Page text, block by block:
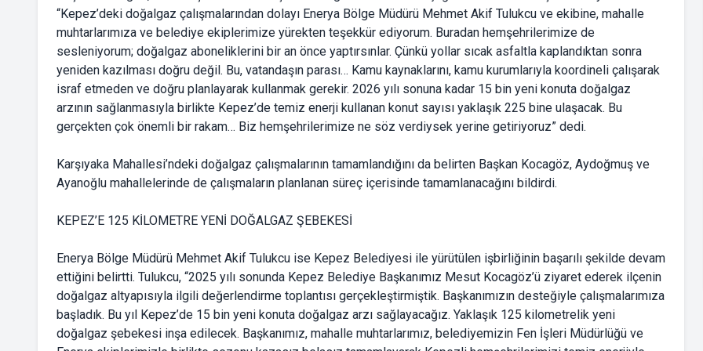
“Kepez’deki doğalgaz çalışmalarından dolayı Enerya Bölge Müdürü Mehmet Akif Tulukcu ve ekibine, mahalle
muhtarlarımıza ve belediye ekiplerimize yürekten teşekkür ediyorum. Buradan hemşehrilerimize de
sesleniyorum; doğalgaz aboneliklerini bir an önce yaptırsınlar. Çünkü yollar sıcak asfaltla kaplandıktan sonra
yeniden kazılması doğru değil. Bu, vatandaşın parası… Kamu kaynaklarını, kamu kurumlarıyla koordineli çalışarak
israf etmeden ve doğru planlayarak kullanmak gerekir. 2026 yılı sonuna kadar 15 bin yeni konuta doğalgaz
arzının sağlanmasıyla birlikte Kepez’de temiz enerji kullanan konut sayısı yaklaşık 225 bine ulaşacak. Bu
gerçekten çok önemli bir rakam… Biz hemşehrilerimize ne söz verdiysek yerine getiriyoruz” dedi.
Karşıyaka Mahallesi’ndeki doğalgaz çalışmalarının tamamlandığını da belirten Başkan Kocagöz, Aydoğmuş ve
Ayanoğlu mahallelerinde de çalışmaların planlanan süreç içerisinde tamamlanacağını bildirdi.
KEPEZ’E 125 KİLOMETRE YENİ DOĞALGAZ ŞEBEKESİ
Enerya Bölge Müdürü Mehmet Akif Tulukcu ise Kepez Belediyesi ile yürütülen işbirliğinin başarılı şekilde devam
ettiğini belirtti. Tulukcu, “2025 yılı sonunda Kepez Belediye Başkanımız Mesut Kocagöz’ü ziyaret ederek ilçenin
doğalgaz altyapısıyla ilgili değerlendirme toplantısı gerçekleştirmiştik. Başkanımızın desteğiyle çalışmalarımıza
başladık. Bu yıl Kepez’de 15 bin yeni konuta doğalgaz arzı sağlayacağız. Yaklaşık 125 kilometrelik yeni
doğalgaz şebekesi inşa edilecek. Başkanımız, mahalle muhtarlarımız, belediyemizin Fen İşleri Müdürlüğü ve